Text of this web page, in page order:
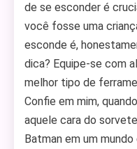
de se esconder é
você fosse uma
esconde é,
dica? Equipe-se com
melhor tipo de
Confie em mim,
aquele cara do
Batman em um